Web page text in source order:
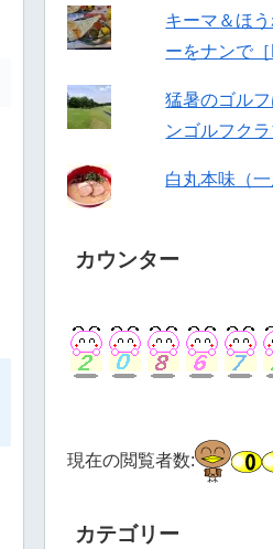
キーマ＆ほ
ーをナンで［
猛暑のゴル
ンゴルフクラ
白丸本味（一
カウンター
現在の閲覧者数:
カテゴリー